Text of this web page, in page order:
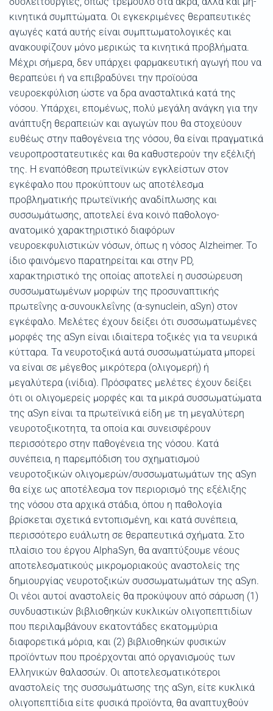
κινητικά συμπτώματα. Οι εγκεκριμένες θεραπευτικές
αγωγές κατά αυτής είναι συμπτωματολογικές και
ανακουφίζουν μόνο μερικώς τα κινητικά προβλήματα.
Μέχρι σήμερα, δεν υπάρχει φαρμακευτική αγωγή που να
θεραπεύει ή να επιβραδύνει την προϊούσα
νευροεκφύλιση ώστε να δρα ανασταλτικά κατά της
νόσου. Υπάρχει, επομένως, πολύ μεγάλη ανάγκη για την
ανάπτυξη θεραπειών και αγωγών που θα στοχεύουν
ευθέως στην παθογένεια της νόσου, θα είναι πραγματικά
νευροπροστατευτικές και θα καθυστερούν την εξέλιξή
της. Η εναπόθεση πρωτεϊνικών εγκλείστων στον
εγκέφαλο που προκύπτουν ως αποτέλεσμα
προβληματικής πρωτεϊνικής αναδίπλωσης και
συσσωμάτωσης, αποτελεί ένα κοινό παθολογο-
ανατομικό χαρακτηριστικό διαφόρων
νευροεκφυλιστικών νόσων, όπως η νόσος Alzheimer. Το
ίδιο φαινόμενο παρατηρείται και στην PD,
xαρακτηριστικό της οποίας αποτελεί η συσσώρευση
συσσωματωμένων μορφών της προσυναπτικής
πρωτεΐνης α-συνουκλεΐνης (α-synuclein, αSyn) στον
εγκέφαλο. Μελέτες έχουν δείξει ότι συσσωματωμένες
μορφές της αSyn είναι ιδιαίτερα τοξικές για τα νευρικά
κύτταρα. Τα νευροτοξικά αυτά συσσωματώματα μπορεί
να είναι σε μέγεθος μικρότερα (ολιγομερή) ή
μεγαλύτερα (ινίδια). Πρόσφατες μελέτες έχουν δείξει
ότι οι ολιγομερείς μορφές και τα μικρά συσσωματώματα
της αSyn είναι τα πρωτεϊνικά είδη με τη μεγαλύτερη
νευροτοξικοτητα, τα οποία και συνεισφέρουν
περισσότερο στην παθογένεια της νόσου. Κατά
συνέπεια, η παρεμπόδιση του σχηματισμού
νευροτοξικών ολιγομερών/συσσωματωμάτων της αSyn
θα είχε ως αποτέλεσμα τον περιορισμό της εξέλιξης
της νόσου στα αρχικά στάδια, όπου η παθολογία
βρίσκεται σχετικά εντοπισμένη, και κατά συνέπεια,
περισσότερο ευάλωτη σε θεραπευτικά σχήματα. Στο
πλαίσιο του έργου AlphaSyn, θα αναπτύξουμε νέους
αποτελεσματικούς μικρομοριακούς αναστολείς της
δημιουργίας νευροτοξικών συσσωματωμάτων της αSyn.
Οι νέοι αυτοί αναστολείς θα προκύψουν από σάρωση (1)
συνδυαστικών βιβλιοθηκών κυκλικών ολιγοπεπτιδίων
που περιλαμβάνουν εκατοντάδες εκατομμύρια
διαφορετικά μόρια, και (2) βιβλιοθηκών φυσικών
προϊόντων που προέρχονται από οργανισμούς των
Ελληνικών θαλασσών. Οι αποτελεσματικότεροι
αναστολείς της συσσωμάτωσης της αSyn, είτε κυκλικά
ολιγοπεπτίδια είτε φυσικά προϊόντα, θα αναπτυχθούν